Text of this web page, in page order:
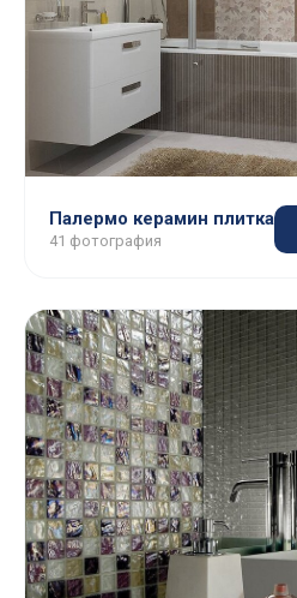
Палермо керамин плитка
41 фотография